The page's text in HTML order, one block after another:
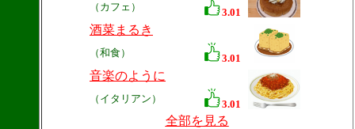
（カフェ） 3.01
酒菜まるき
（和食） 3.01
音楽のように
（イタリアン） 3.01
全部を見る